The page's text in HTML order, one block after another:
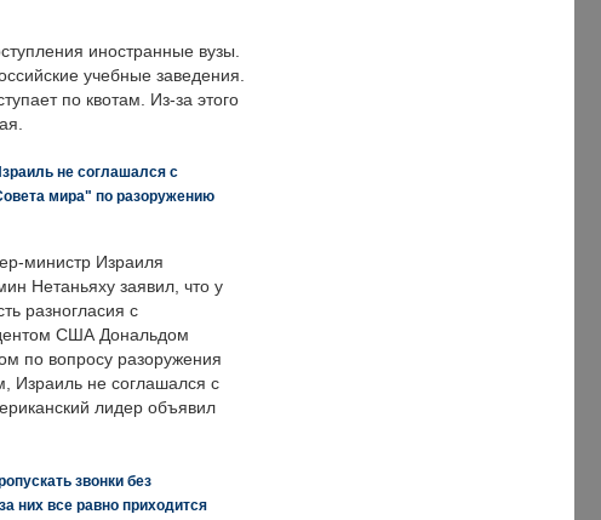
иностранные вузы.
учебные заведения.
по квотам. Из-за этого
не соглашался с
мира" по разоружению
министр Израиля
Нетаньяху заявил, что у
разногласия с
США Дональдом
по вопросу разоружения
Израиль не соглашался с
лидер объявил
звонки без
них все равно приходится